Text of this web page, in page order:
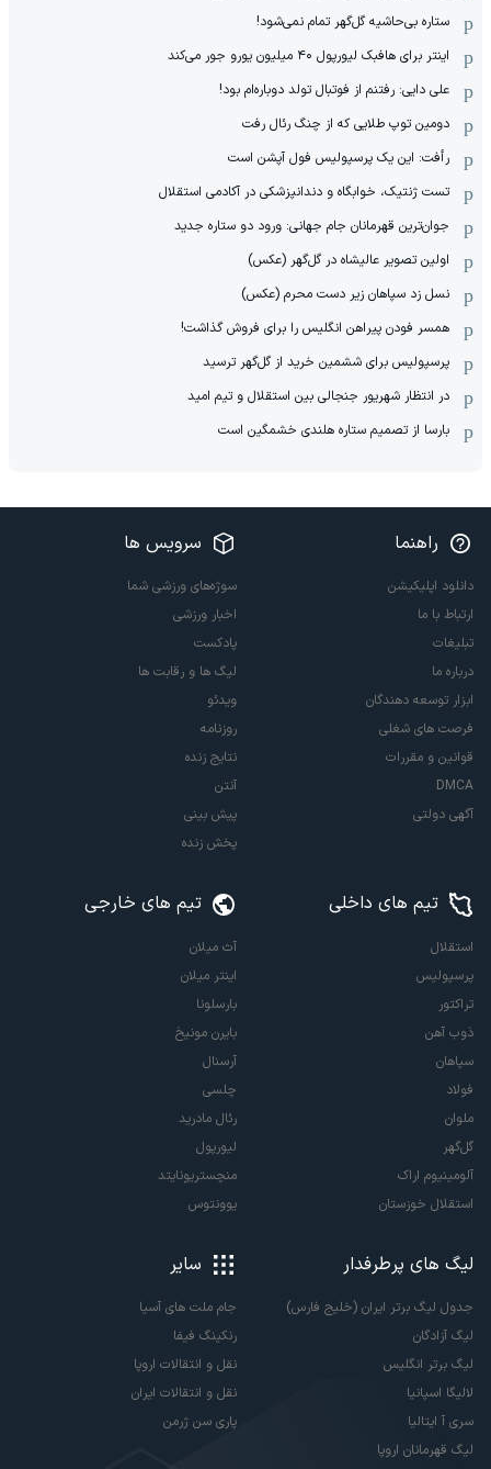
ستاره بی‌حاشیه گل‌گهر تمام نمی‌شود!
اینتر برای هافبک لیورپول ۴۰ میلیون یورو جور می‌کند
علی دایی: رفتنم از فوتبال تولد دوباره‌ام بود!
دومین توپ طلایی که از چنگ رئال رفت
رأفت: این یک پرسپولیس فول آپشن است
تست ژنتیک، خوابگاه و دندانپزشکی در آکادمی استقلال
جوان‌ترین قهرمانان جام جهانی: ورود دو ستاره جدید
اولین تصویر عالیشاه در گل‌گهر (عکس)
نسل زد سپاهان زیر دست محرم (عکس)
همسر فودن پیراهن انگلیس را برای فروش گذاشت!
پرسپولیس برای ششمین خرید از گل‌گهر ترسید
در انتظار شهریور جنجالی بین استقلال و تیم امید
بارسا از تصمیم ستاره هلندی خشمگین است
راهنما
دانلود اپلیکیشن
ارتباط با ما
تبلیغات
درباره ما
ابزار توسعه دهندگان
فرصت های شغلی
قوانین و مقررات
DMCA
آگهی دولتی
سرویس ها
سوژه‌های ورزشی شما
اخبار ورزشی
پادکست
لیگ ها و رقابت ها
ویدئو
روزنامه
نتایج زنده
آنتن
پیش بینی
پخش زنده
تیم های داخلی
استقلال
پرسپولیس
تراکتور
ذوب آهن
سپاهان
فولاد
ملوان
گل‌گهر
آلومینیوم اراک
استقلال خوزستان
تیم های خارجی
آث میلان
اینتر میلان
بارسلونا
بایرن مونیخ
آرسنال
چلسی
رئال مادرید
لیورپول
منچستریونایتد
یوونتوس
لیگ های پرطرفدار
جدول لیگ برتر ایران (خلیج فارس)
لیگ آزادگان
لیگ برتر انگلیس
لالیگا اسپانیا
سری آ ایتالیا
لیگ قهرمانان اروپا
سایر
جام ملت های آسیا
رنکینگ فیفا
نقل و انتقالات اروپا
نقل و انتقالات ایران
پاری سن ژرمن